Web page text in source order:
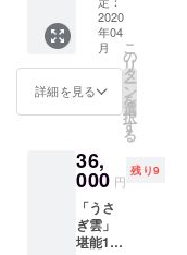
せん
醸 原酒
720ml
１本
【山田
入れ ・
出雲国
ものく
にたて
ぬいご
おり）
720ml
１本
（有
料）な
どもお
楽しみ
いただ
雲・木
綿街道
にいら
してく
ださ
ができ
るのか
の見学
ツアー
をいた
（１組4
名まで
を目
安）で
す。 現
地に
か、こ
ちらの
リター
ンを選
択され
た方に
は、
5月
10（日
）
16:00か
ら、140
年余り
2020
年04
月
詳細を見る
こ
の
リ
タ
ー
ン
を
選
択
す
る
36,
000 円
残り9
「うさ
ぎ雲」
堪能15